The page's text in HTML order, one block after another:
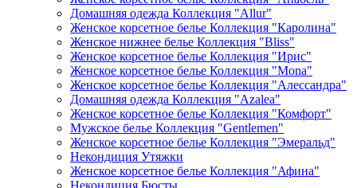
Домашняя одежда Коллекция "Allur"
Женское корсетное белье Коллекция "Каролина"
Женское нижнее белье Коллекция "Bliss"
Женское корсетное белье Коллекция "Ирис"
Женское корсетное белье Коллекция "Mona"
Женское корсетное белье Коллекция "Алессандра"
Домашняя одежда Коллекция "Azalea"
Женское корсетное белье Коллекция "Комфорт"
Мужское белье Коллекция "Gentlemen"
Женское корсетное белье Коллекция "Эмеральд"
Некондиция Утяжки
Женское корсетное белье Коллекция "Афина"
Некондиция Бюсты